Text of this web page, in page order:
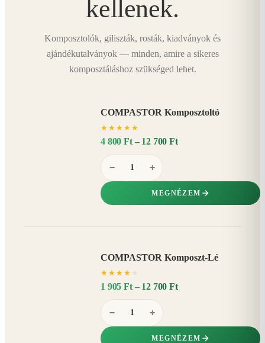
kellenek.
Komposztolók, giliszták, rosták, kiadványok és
ajándékutalványok — minden, amire a sikeres
komposztáláshoz szükséged lehet.
COMPASTOR Komposztoltó
★ ★ ★ ★ ★
4 800 Ft – 12 700 Ft
− +
MEGNÉZEM
COMPASTOR Komposzt-Lé
★ ★ ★ ★
1 905 Ft – 12 700 Ft
− +
MEGNÉZEM